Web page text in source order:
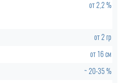
от2,2 %
от2 гр
от 16 см
~ 20-35 %